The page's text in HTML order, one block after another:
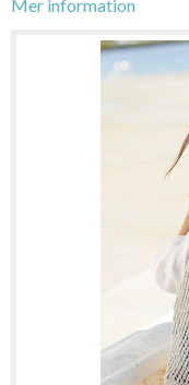
Mer information